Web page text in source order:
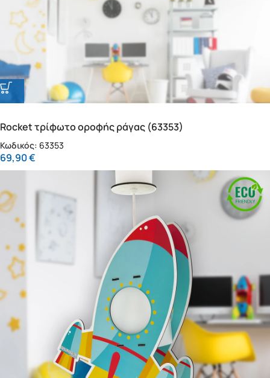
Rocket τρίφωτο οροφής ράγας (63353)
Κωδικός: 63353
69,90€